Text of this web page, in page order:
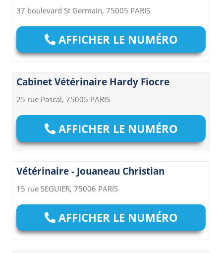
37 boulevard St Germain, 75005 PARIS
AFFICHER LE NUMÉRO
Cabinet Vétérinaire Hardy Fiocre
25 rue Pascal, 75005 PARIS
AFFICHER LE NUMÉRO
Vétérinaire - Jouaneau Christian
15 rue SEGUIER, 75006 PARIS
AFFICHER LE NUMÉRO